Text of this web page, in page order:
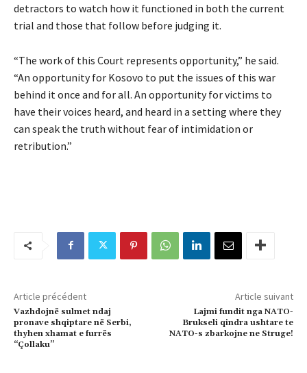
detractors to watch how it functioned in both the current
trial and those that follow before judging it.
“The work of this Court represents opportunity,” he said.
“An opportunity for Kosovo to put the issues of this war
behind it once and for all. An opportunity for victims to
have their voices heard, and heard in a setting where they
can speak the truth without fear of intimidation or
retribution.”
Article précédent
Vazhdojnë sulmet ndaj
pronave shqiptare në Serbi,
thyhen xhamat e furrës
“Çollaku”
Article suivant
Lajmi fundit nga NATO-
Brukseli qindra ushtare te
NATO-s zbarkojne ne Struge!